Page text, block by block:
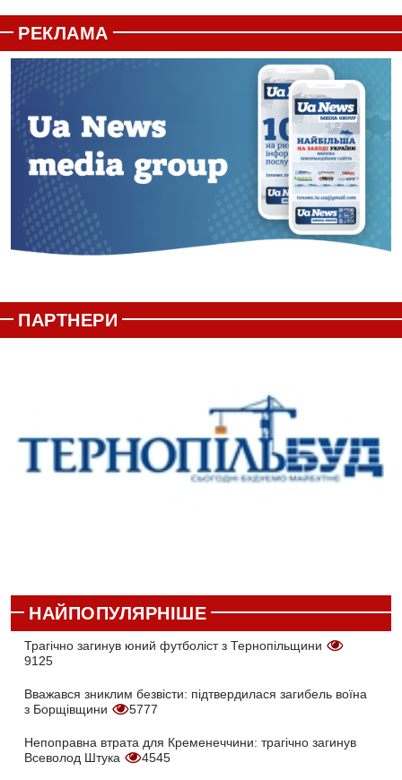
РЕКЛАМА
ПАРТНЕРИ
НАЙПОПУЛЯРНІШЕ
Трагічно загинув юний футболіст з Тернопільщини
9125
Вважався зниклим безвісти: підтвердилася загибель воїна
з Борщівщини
5777
Непоправна втрата для Кременеччини: трагічно загинув
Всеволод Штука
4545